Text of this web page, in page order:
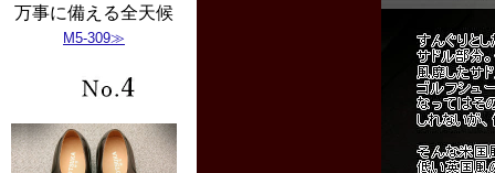
万事に備える全天候
M5-309≫